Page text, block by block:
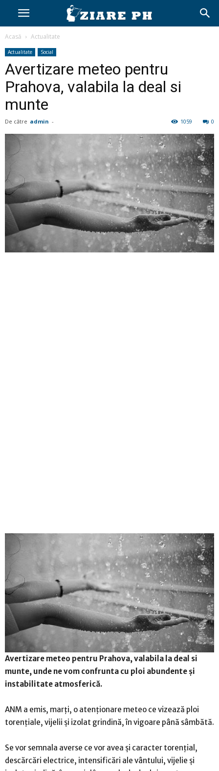
Acasă Actualitate
Actualitate Social
Avertizare meteo pentru
Prahova, valabila la deal si
munte
De către admin - 0
1059
Avertizare meteo pentru Prahova, valabila la deal si
munte, unde ne vom confrunta cu ploi abundente și
instabilitate atmosferică.
ANM a emis, marţi, o atenţionare meteo ce vizează ploi
torenţiale, vijelii şi izolat grindină, în vigoare până sâmbătă.
Se vor semnala averse ce vor avea şi caracter torenţial,
descărcări electrice, intensificări ale vântului, vijelie şi